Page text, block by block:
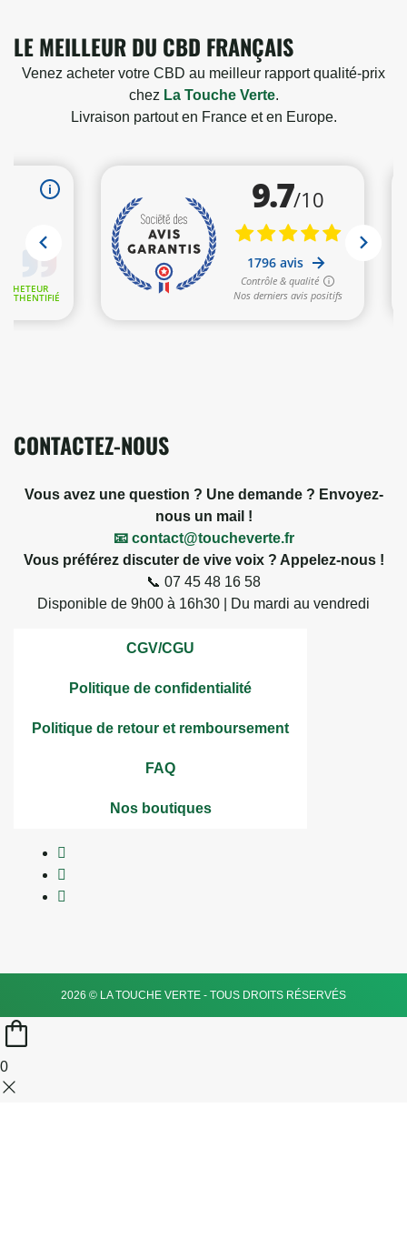
LE MEILLEUR DU CBD FRANÇAIS
Venez acheter votre CBD au meilleur rapport qualité-prix
chez La Touche Verte.
Livraison partout en France et en Europe.
CONTACTEZ-NOUS
Vous avez une question ? Une demande ? Envoyez-
nous un mail !
📧 contact@toucheverte.fr
Vous préférez discuter de vive voix ? Appelez-nous !
📞 07 45 48 16 58
Disponible de 9h00 à 16h30 | Du mardi au vendredi
CGV/CGU
Politique de confidentialité
Politique de retour et remboursement
FAQ
Nos boutiques
2026 © LA TOUCHE VERTE - TOUS DROITS RÉSERVÉS
0